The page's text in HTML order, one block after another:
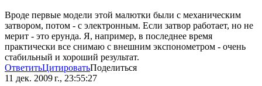
Вроде первые модели этой малютки были с механическим
затвором, потом - с электронным. Если затвор работает, но не
мерит - это ерунда. Я, например, в последнее время
практически все снимаю с внешним экспонометром - очень
стабильный и хороший результат.
ОтветитьЦитироватьПоделиться
11 дек. 2009 г., 23:55:27